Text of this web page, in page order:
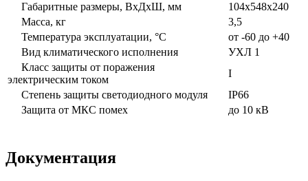
Габаритные размеры, ВxДxШ, мм
104x548x240
Масса, кг
3,5
Температура эксплуатации, °С
от -60 до +40
Вид климатического исполнения
УХЛ 1
Класс защиты от поражения
электрическим током
I
Степень защиты светодиодного модуля
IP66
Защита от МКС помех
до 10 кВ
Документация